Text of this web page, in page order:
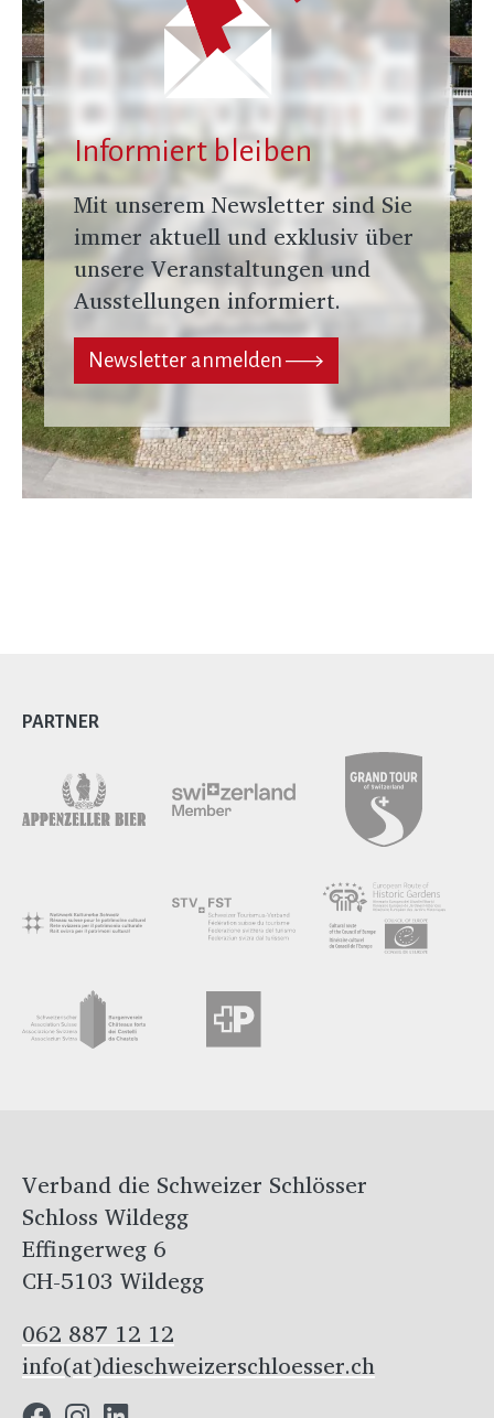
Informiert bleiben
Mit unserem Newsletter sind Sie
immer aktuell und exklusiv über
unsere Veranstaltungen und
Ausstellungen informiert.
Newsletter anmelden
PARTNER
Verband die Schweizer Schlösser
Schloss Wildegg
Effingerweg 6
CH-5103 Wildegg
062 887 12 12
info(at)dieschweizerschloesser.ch